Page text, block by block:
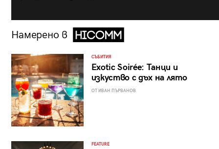
Намерено в
СЪБИТИЯ
Exotic Soirée: Танци и
изкуство с дъх на лято
ОТ ИВАН ПЪРВАНОВ
FEATURE